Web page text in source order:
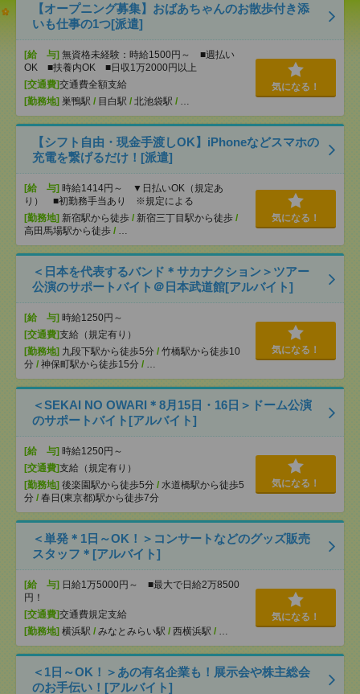
【オープニング募集】おばあちゃんのお散歩付き添
いも仕事の1つ[派遣]
[給 与] 無資格未経験：時給1500円～ ■週払い
OK ■扶養内OK ■日収1万2000円以上
[交通費]交通費全額支給
[勤務地] 巣鴨駅 / 目白駅 / 北池袋駅 /
気になる！
【シフト自由・現金手渡しOK】iPhoneなどスマホの
充電を繋げるだけ！[派遣]
[給 与] 時給1414円～ ▼日払いOK（規定あ
り） ■初勤務手当あり ※規定による
[勤務地] 新宿駅から徒歩 / 新宿三丁目駅から徒歩 /
高田馬場駅から徒歩 /
気になる！
＜日本を代表するバンド＊サカナクション＞ツアー
公演のサポートバイト＠日本武道館[アルバイト]
[給 与] 時給1250円～
[交通費]支給（規定有り）
[勤務地] 九段下駅から徒歩5分 / 竹橋駅から徒歩10
分 / 神保町駅から徒歩15分 /
気になる！
＜SEKAI NO OWARI＊8月15日・16日＞ドーム公演
のサポートバイト[アルバイト]
[給 与] 時給1250円～
[交通費]支給（規定有り）
[勤務地] 後楽園駅から徒歩5分 / 水道橋駅から徒歩5
分 / 春日(東京都)駅から徒歩7分
気になる！
＜単発＊1日～OK！＞コンサートなどのグッズ販売
スタッフ＊[アルバイト]
[給 与] 日給1万5000円～ ■最大で日給2万8500
円！
[交通費]交通費規定支給
[勤務地] 横浜駅 / みなとみらい駅 / 西横浜駅 /
気になる！
＜1日～OK！＞あの有名企業も！展示会や株主総会
のお手伝い！[アルバイト]